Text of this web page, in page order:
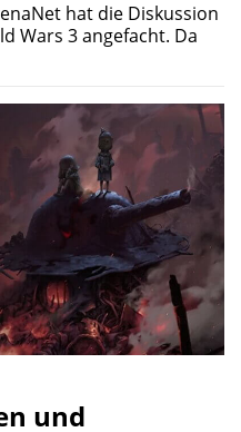
hat die Diskussion
Wars 3 angefacht. Da
und